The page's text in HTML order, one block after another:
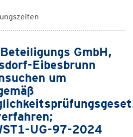
GmbH,
Eibesbrunn
um
UG-97-2024